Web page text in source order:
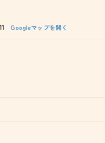
Googleマップを開く